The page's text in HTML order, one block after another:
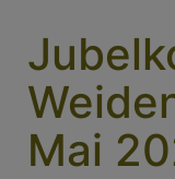
Mai